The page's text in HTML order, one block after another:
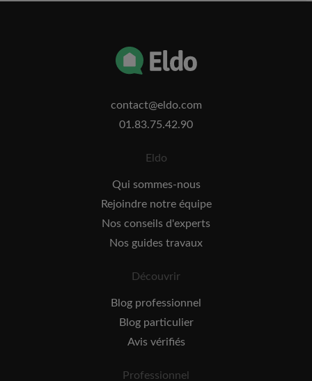
contact@eldo.com
01.83.75.42.90
Eldo
Qui sommes-nous
Rejoindre notre équipe
Nos conseils d'experts
Nos guides travaux
Découvrir
Blog professionnel
Blog particulier
Avis vérifiés
Professionnel